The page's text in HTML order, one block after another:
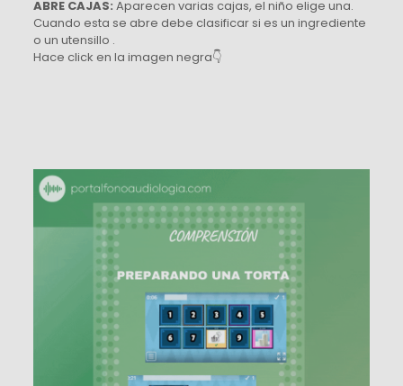
ABRE CAJAS: Aparecen varias cajas, el niño elige una.
Cuando esta se abre debe clasificar si es un ingrediente
o un utensillo .
Hace click en la imagen negra👇